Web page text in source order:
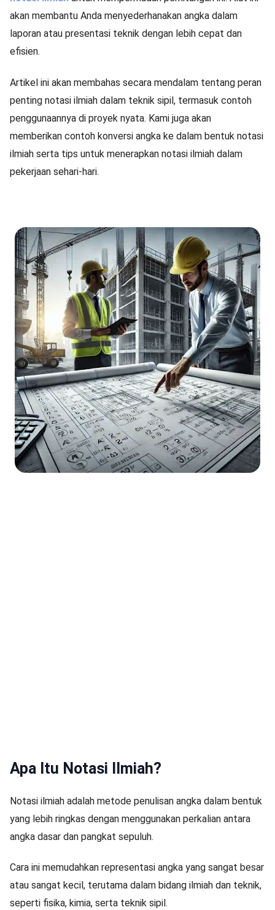
akan membantu Anda menyederhanakan angka dalam
laporan atau presentasi teknik dengan lebih cepat dan
efisien.
Artikel ini akan membahas secara mendalam tentang peran
penting notasi ilmiah dalam teknik sipil, termasuk contoh
penggunaannya di proyek nyata. Kami juga akan
memberikan contoh konversi angka ke dalam bentuk notasi
ilmiah serta tips untuk menerapkan notasi ilmiah dalam
pekerjaan sehari-hari.
Apa Itu Notasi Ilmiah?
Notasi ilmiah adalah metode penulisan angka dalam bentuk
yang lebih ringkas dengan menggunakan perkalian antara
angka dasar dan pangkat sepuluh.
Cara ini memudahkan representasi angka yang sangat besar
atau sangat kecil, terutama dalam bidang ilmiah dan teknik,
seperti fisika, kimia, serta teknik sipil.